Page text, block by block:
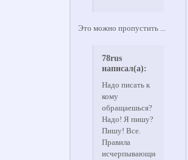
Это можно пропустить ...
78rus
написал(а):
Надо писать к
кому
обращаешься?
Надо! Я пишу?
Пишу! Все.
Правила
исчерпывающие.